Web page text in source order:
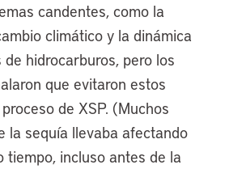
candentes, como la
climático y la dinámica
hidrocarburos, pero los
que evitaron estos
de XSP. (Muchos
la sequía llevaba afectando
tiempo, incluso antes de la